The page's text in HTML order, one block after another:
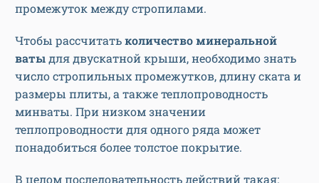
промежуток между стропилами.
Чтобы рассчитатьколичество минеральной
ватыдля двускатной крыши, необходимо знать
число стропильных промежутков, длину ската и
размеры плиты, а также теплопроводность
минваты. При низком значении
теплопроводности для одного ряда может
понадобиться более толстое покрытие.
В целом последовательность действий такая: